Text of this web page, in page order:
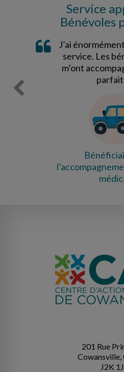
Service
Bénévoles
J’ai
service. Les
m’ont
201 Rue
Cowansville,
J2K